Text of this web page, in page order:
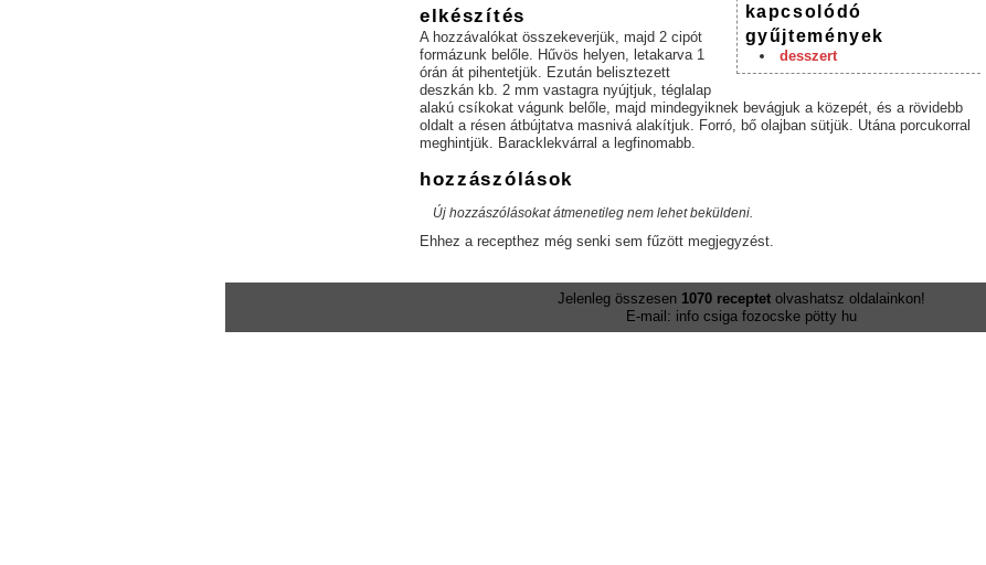
kapcsolódó
gyűjtemények
desszert
elkészítés
A hozzávalókat összekeverjük, majd 2 cipót
formázunk belőle. Hűvös helyen, letakarva 1
órán át pihentetjük. Ezután belisztezett
deszkán kb. 2 mm vastagra nyújtjuk, téglalap
alakú csíkokat vágunk belőle, majd mindegyiknek bevágjuk a közepét, és a rövidebb
oldalt a résen átbújtatva masnivá alakítjuk. Forró, bő olajban sütjük. Utána porcukorral
meghintjük. Baracklekvárral a legfinomabb.
hozzászólások
Új hozzászólásokat átmenetileg nem lehet beküldeni.
Ehhez a recepthez még senki sem fűzött megjegyzést.
Jelenleg összesen 1070 receptet olvashatsz oldalainkon!
E-mail: info csiga fozocske pötty hu